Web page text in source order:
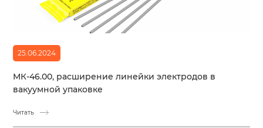
25.06.2024
МК-46.00, расширение линейки электродов в
вакуумной упаковке
Читать